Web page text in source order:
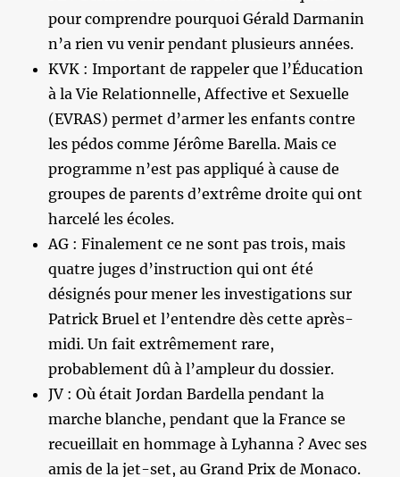
pour comprendre pourquoi Gérald Darmanin
n’a rien vu venir pendant plusieurs années.
KVK : Important de rappeler que l’Éducation
à la Vie Relationnelle, Affective et Sexuelle
(EVRAS) permet d’armer les enfants contre
les pédos comme Jérôme Barella. Mais ce
programme n’est pas appliqué à cause de
groupes de parents d’extrême droite qui ont
harcelé les écoles.
AG : Finalement ce ne sont pas trois, mais
quatre juges d’instruction qui ont été
désignés pour mener les investigations sur
Patrick Bruel et l’entendre dès cette après-
midi. Un fait extrêmement rare,
probablement dû à l’ampleur du dossier.
JV : Où était Jordan Bardella pendant la
marche blanche, pendant que la France se
recueillait en hommage à Lyhanna ? Avec ses
amis de la jet-set, au Grand Prix de Monaco.